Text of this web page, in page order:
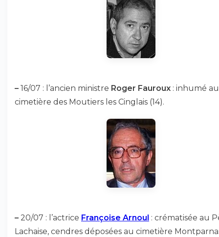
– 16/07 : l’ancien ministre Roger Fauroux : inhumé au
cimetière des Moutiers les Cinglais (14).
– 20/07 : l’actrice Françoise Arnoul : crématisée au
Lachaise, cendres déposées au cimetière